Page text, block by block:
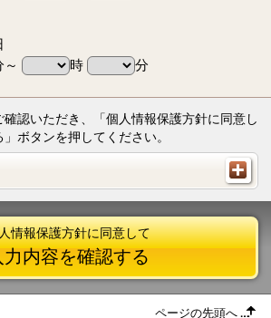
～ 時 分
認いただき、「個人情報保護方針に同意し
ボタンを押してください。
情報保護方針に同意して
力内容を確認する
ページの先頭へ